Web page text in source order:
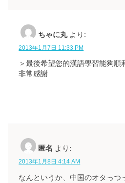
ちゃに丸 より:
2013年1月7日 11:33 PM
＞最後希望您的漢語學習能夠順
非常感謝
匿名 より:
2013年1月8日 4:14 AM
なんというか、中国のオタっつ